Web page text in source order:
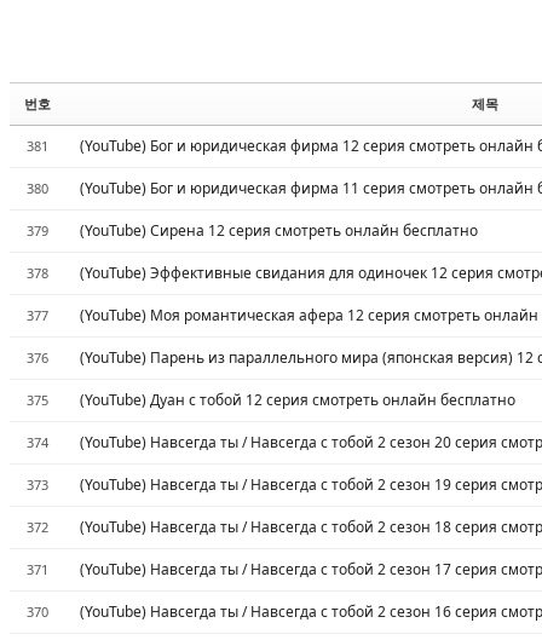
번호 제목
381 (YouTube) Бог и юридическая фирма 12 серия смотреть онлайн
380 (YouTube) Бог и юридическая фирма 11 серия смотреть онлайн
379 (YouTube) Сирена 12 серия смотреть онлайн бесплатно
378 (YouTube) Эффективные свидания для одиночек 12 серия
377 (YouTube) Моя романтическая афера 12 серия смотреть онлайн
376 (YouTube) Парень из параллельного мира (японская версия)
375 (YouTube) Дуан с тобой 12 серия смотреть онлайн бесплатно
374 (YouTube) Навсегда ты / Навсегда с тобой 2 сезон 20 серия
373 (YouTube) Навсегда ты / Навсегда с тобой 2 сезон 19 серия
372 (YouTube) Навсегда ты / Навсегда с тобой 2 сезон 18 серия
371 (YouTube) Навсегда ты / Навсегда с тобой 2 сезон 17 серия
370 (YouTube) Навсегда ты / Навсегда с тобой 2 сезон 16 серия